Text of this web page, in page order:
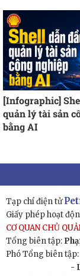
[Infographic]
quản lý tài sản
bằng AI
Tạp chí điện tử
Giấy phép hoạt
CƠ QUAN CHỦ
Tổng biên tập:
Phó Tổng biên
-